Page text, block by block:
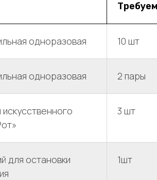
одноразовая 10 шт
одноразовая 2 пары
3 шт
для остановки
1шт